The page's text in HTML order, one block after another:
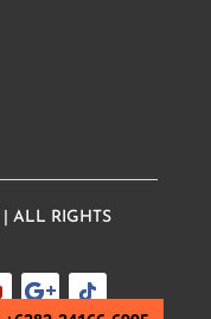
| ALL RIGHTS